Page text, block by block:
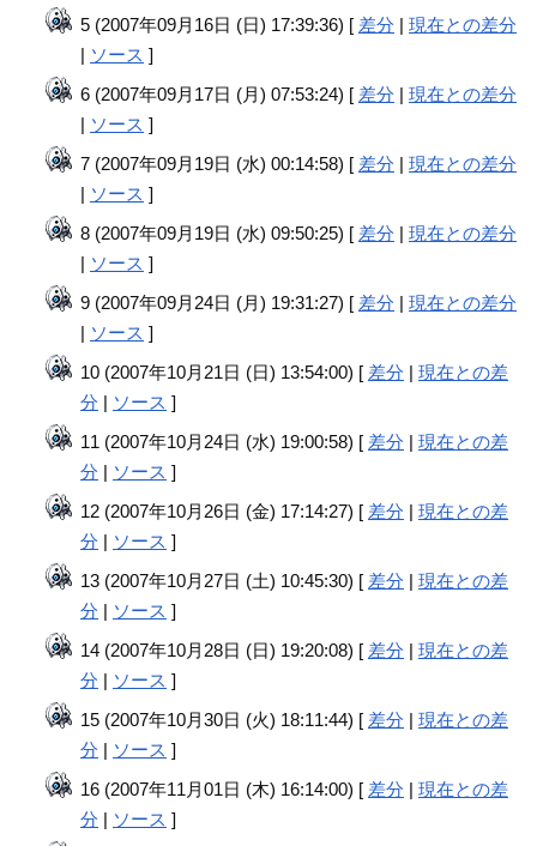
5 (2007年09月16日 (日) 17:39:36) [ 差分 |現在との差分
| ソース ]
6 (2007年09月17日 (月) 07:53:24) [ 差分 |現在との差分
| ソース ]
7 (2007年09月19日 (水) 00:14:58) [ 差分 |現在との差分
| ソース ]
8 (2007年09月19日 (水) 09:50:25) [ 差分 |現在との差分
| ソース ]
9 (2007年09月24日 (月) 19:31:27) [ 差分 |現在との差分
| ソース ]
10 (2007年10月21日 (日) 13:54:00) [ 差分 |現在との差
分 | ソース ]
11 (2007年10月24日 (水) 19:00:58) [ 差分 |現在との差
分 | ソース ]
12 (2007年10月26日 (金) 17:14:27) [ 差分 |現在との差
分 | ソース ]
13 (2007年10月27日 (土) 10:45:30) [ 差分 |現在との差
分 | ソース ]
14 (2007年10月28日 (日) 19:20:08) [ 差分 |現在との差
分 | ソース ]
15 (2007年10月30日 (火) 18:11:44) [ 差分 |現在との差
分 | ソース ]
16 (2007年11月01日 (木) 16:14:00) [ 差分 |現在との差
分 | ソース ]